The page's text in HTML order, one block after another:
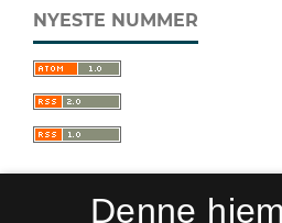
NYESTE NUMMER
Denne